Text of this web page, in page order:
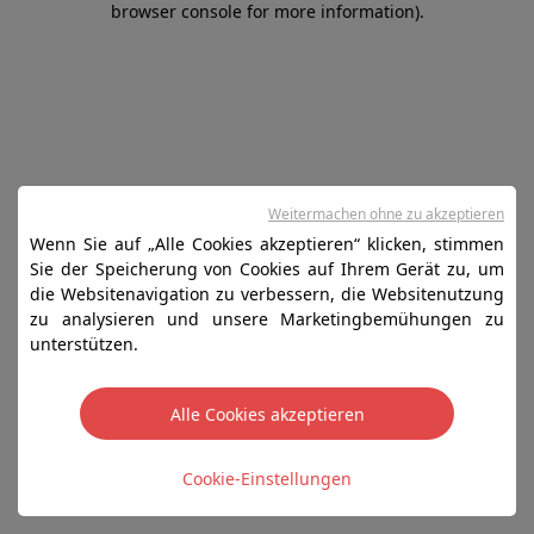
browser console for more information).
Wenn Sie auf „Alle Cookies akzeptieren“ klicken, stimmen
Sie der Speicherung von Cookies auf Ihrem Gerät zu, um
die Websitenavigation zu verbessern, die Websitenutzung
zu analysieren und unsere Marketingbemühungen zu
unterstützen.
Alle Cookies akzeptieren
Cookie-Einstellungen
Weitermachen ohne zu akzeptieren